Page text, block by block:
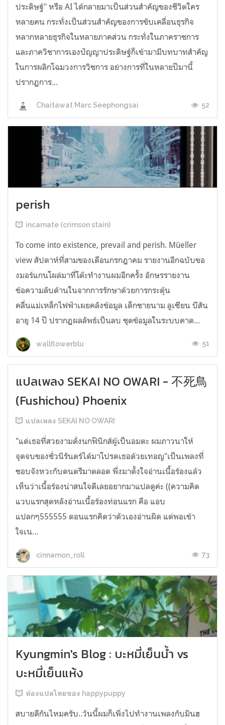
ประดิษฐ์" หรือ AI ได้กลายมาเป็นส่วนสำคัญของชีวิตใคร
หลายคน กระทั่งเป็นส่วนสำคัญของการขับเคลื่อนธุรกิจ
หลากหลายธุรกิจในหลายภาคส่วน กระทั่งในภาคราชการ
และภาควิชาการเองปัญญาประดิษฐ์ก็เข้ามามีบทบาทสำคัญ
ในการผลิกโฉมวงการวิชการ อย่างการที่ในหลายปีมานี้
ปรากฏการ...
Chaitawat Marc Seephongsai 52
perish
incarnate (crimson stain)
To come into existence, prevail and perish. Müeller
view สัปดาห์ที่สามของเดือนกรกฎาคม รายงานอีกฉบับขอ
งมอร์แกนโผล่มาที่โต๊ะทำงานผมอีกครั้ง อักษรรายงาน
ข้อความลับด้านในจากการรักษาด้วยการกระตุ้น
คลื่นแม่เหล็กไฟฟ้าเผยคลังข้อมูล เด็กชายนาม ลูเซียน บีสัน
อายุ 14 ปี ปรากฏผลลัพธ์เป็นลบ ชุดข้อมูลในระบบคาด...
wallflowerblu 51
แปลเพลง SEKAI NO OWARI - 不死鳥
(Fushichou) Phoenix
แปลเพลง SEKAI NO OWARI
"แด่เธอที่สวยงามดั่งนกฟินิกส์ผู้เป็นอมตะ ผมภาวนาให้
จุดจบของชั่วนิรันดร์ได้มาโปรดเธอด้วยเทอญ"เป็นเพลงที่
ชอบจังหวะกับดนตรีมาตลอด พึ่งมาตั้งใจอ่านเนื้อร้องแล้ว
เห็นว่าเนื้อร้องน่าสนใจดีเลยอยากมาแปลดูค่ะ ((ความคิด
แวบแรกสุดหลังอ่านเนื้อร้องท่อนแรก คือ แอบ
แปลกๆ555555 ตอนแรกคิดว่าตัวเองอ่านผิด แต่พอเข้า
ใจเน...
cinnamon_roll 73
Kyungmin's Blog : บะหมี่เย็นน้ำ vs
บะหมี่เย็นแห้ง
ห้องแปลไทยของ happypuppy
สบายดีกันไหมครับ..วันนี้ผมก็เพิ่งไปทำงานเพลงกับมินฮ